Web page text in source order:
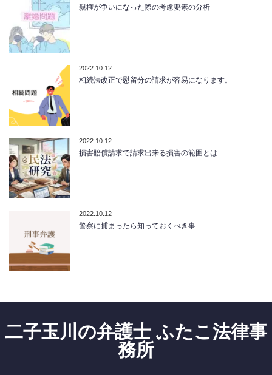
親権が争いになった際の考慮要素の分析
2022.10.12
相続法改正で慰留分の請求が容易になります。
2022.10.12
損害賠償請求で請求出来る損害の範囲とは
2022.10.12
警察に捕まったら知っておくべき事
二子玉川の弁護士 ふたこ法律事
務所